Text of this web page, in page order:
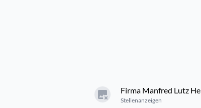
Firma Manfred Lutz
Stellenanzeigen